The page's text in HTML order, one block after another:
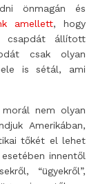
önmagán és
amellett, hogy
csapdát állított
csak olyan
is sétál, ami
morál nem olyan
Amerikában,
tőkét el lehet
innentől
“ügyekről”,